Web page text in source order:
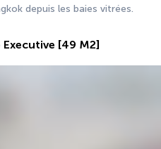
depuis les baies vitrées.
[49 M2]